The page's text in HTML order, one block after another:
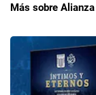
Más sobre